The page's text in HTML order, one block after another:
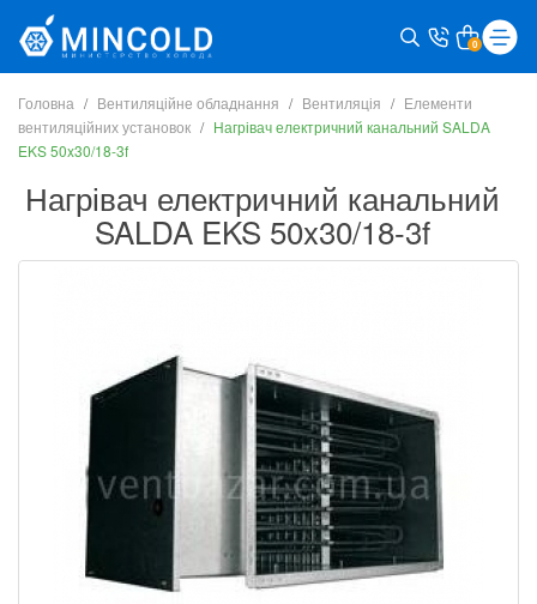
0
Головна Вентиляційне обладнання Вентиляція
Елементи
вентиляційних установок
Нагрівач електричний канальний SALDA
EKS 50x30/18-3f
Нагрівач електричний канальний
SALDA EKS 50x30/18-3f